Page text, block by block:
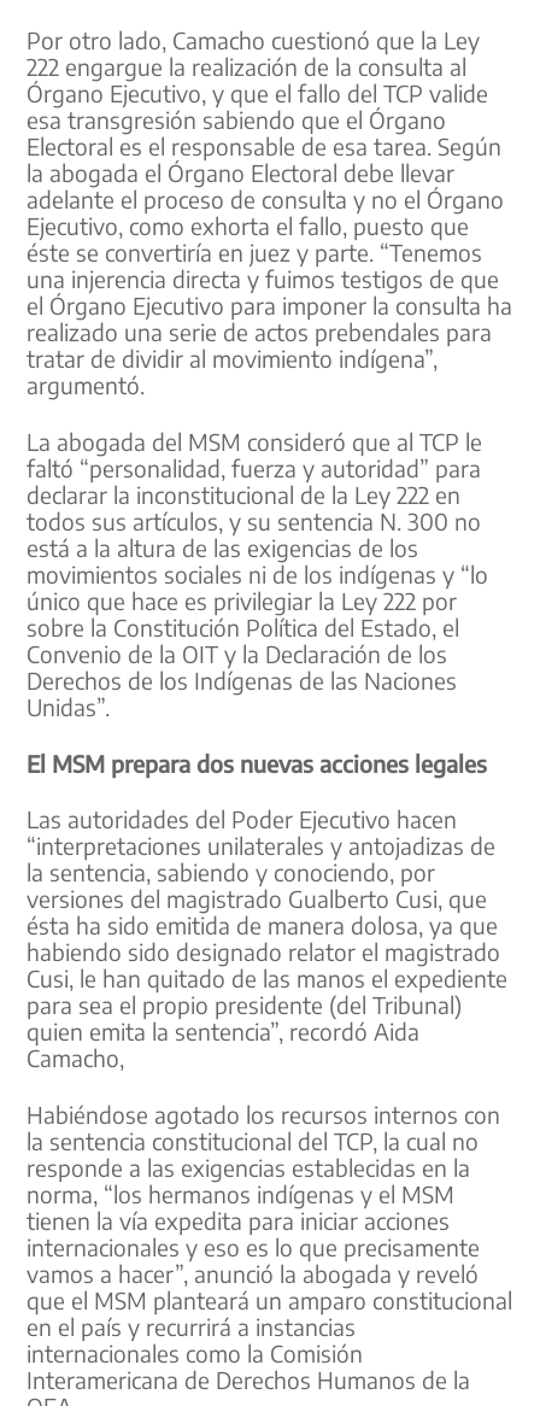
Por otro lado, Camacho cuestionó que la Ley
222 engargue la realización de la consulta al
Órgano Ejecutivo, y que el fallo del TCP valide
esa transgresión sabiendo que el Órgano
Electoral es el responsable de esa tarea. Según
la abogada el Órgano Electoral debe llevar
adelante el proceso de consulta y no el Órgano
Ejecutivo, como exhorta el fallo, puesto que
éste se convertiría en juez y parte. “Tenemos
una injerencia directa y fuimos testigos de que
el Órgano Ejecutivo para imponer la consulta ha
realizado una serie de actos prebendales para
tratar de dividir al movimiento indígena”,
argumentó.
La abogada del MSM consideró que al TCP le
faltó “personalidad, fuerza y autoridad” para
declarar la inconstitucional de la Ley 222 en
todos sus artículos, y su sentencia N. 300 no
está a la altura de las exigencias de los
movimientos sociales ni de los indígenas y “lo
único que hace es privilegiar la Ley 222 por
sobre la Constitución Política del Estado, el
Convenio de la OIT y la Declaración de los
Derechos de los Indígenas de las Naciones
Unidas”.
El MSM prepara dos nuevas acciones legales
Las autoridades del Poder Ejecutivo hacen
“interpretaciones unilaterales y antojadizas de
la sentencia, sabiendo y conociendo, por
versiones del magistrado Gualberto Cusi, que
ésta ha sido emitida de manera dolosa, ya que
habiendo sido designado relator el magistrado
Cusi, le han quitado de las manos el expediente
para sea el propio presidente (del Tribunal)
quien emita la sentencia”, recordó Aida
Camacho,
Habiéndose agotado los recursos internos con
la sentencia constitucional del TCP, la cual no
responde a las exigencias establecidas en la
norma, “los hermanos indígenas y el MSM
tienen la vía expedita para iniciar acciones
internacionales y eso es lo que precisamente
vamos a hacer”, anunció la abogada y reveló
que el MSM planteará un amparo constitucional
en el país y recurrirá a instancias
internacionales como la Comisión
Interamericana de Derechos Humanos de la